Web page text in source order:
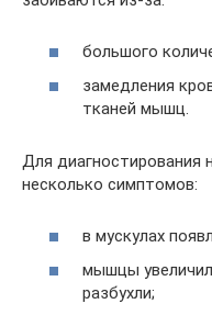
большого
замедления
тканей мышц.
Для диагностирования
несколько симптомов:
в мускулах
мышцы
разбухли;